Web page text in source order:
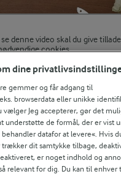
G
denne video skal du give
cookies.
HER
du kål
dine
gemmer og får adgang til
browserdata eller unikke
vælger Jeg accepterer, gør det
understøtte de formål, der er vist
datafor at levere«. Hvis
dit samtykke tilbage,
er noget indhold og
relevant for dig. Du kan til enhver